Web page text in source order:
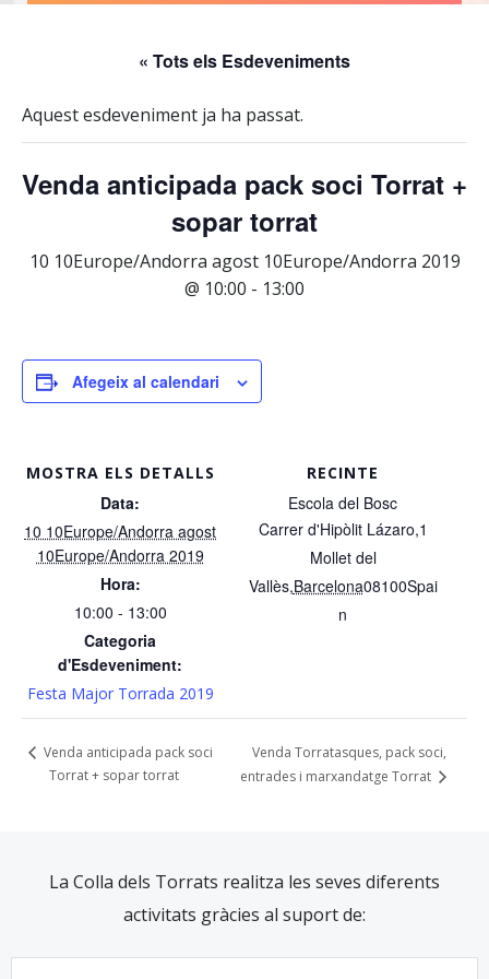
« Tots els Esdeveniments
Aquest esdeveniment ja ha passat.
Venda anticipada pack soci Torrat +
sopar torrat
10 10Europe/Andorra agost 10Europe/Andorra 2019
@ 10:00 - 13:00
Afegeix al calendari
MOSTRA ELS DETALLS
Data:
10 10Europe/Andorra agost
10Europe/Andorra 2019
Hora:
10:00 - 13:00
Categoria
d'Esdeveniment:
Festa Major Torrada 2019
RECINTE
Escola del Bosc
Carrer d'Hipòlit Lázaro,1
Mollet del
Vallès,Barcelona08100Spai
n
Venda anticipada pack soci
Torrat + sopar torrat
Venda Torratasques, pack soci,
entrades i marxandatge Torrat
La Colla dels Torrats realitza les seves diferents
activitats gràcies al suport de: